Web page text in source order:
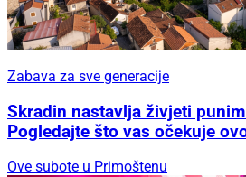
Zabava za sve generacije
Skradin nastavlja živjeti
Pogledajte što vas očekuje
Ove subote u Primoštenu